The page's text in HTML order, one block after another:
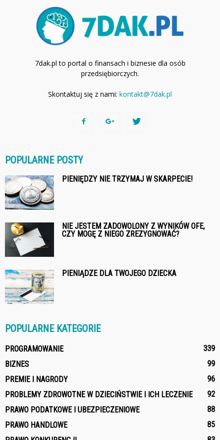
7dak.pl to portal o finansach i biznesie dla osób
przedsiębiorczych.
Skontaktuj się z nami: kontakt@7dak.pl
POPULARNE POSTY
PIENIĘDZY NIE TRZYMAJ W SKARPECIE!
NIE JESTEM ZADOWOLONY Z WYNIKÓW OFE,
CZY MOGĘ Z NIEGO ZREZYGNOWAĆ?
PIENIĄDZE DLA TWOJEGO DZIECKA
POPULARNE KATEGORIE
PROGRAMOWANIE
339
BIZNES
99
PREMIE I NAGRODY
96
PROBLEMY ZDROWOTNE W DZIECIŃSTWIE I ICH LECZENIE
92
PRAWO PODATKOWE I UBEZPIECZENIOWE
88
PRAWO HANDLOWE
85